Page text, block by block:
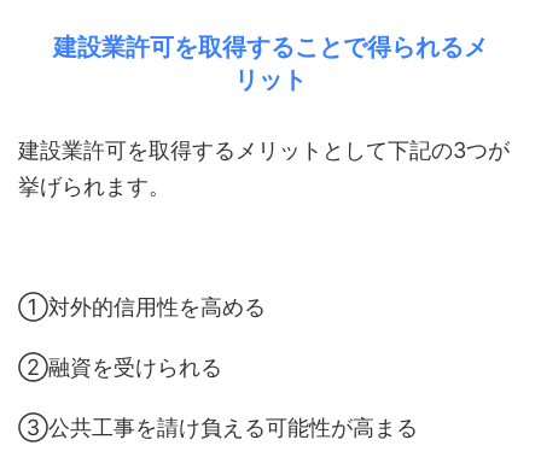
建設業許可を取得することで得られるメ
リット
建設業許可を取得するメリットとして下記の3つが
挙げられます。
①対外的信用性を高める
②融資を受けられる
③公共工事を請け負える可能性が高まる